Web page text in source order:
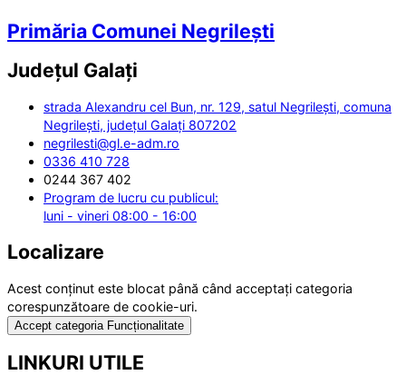
Primăria Comunei Negrilești
Județul Galați
strada Alexandru cel Bun, nr. 129, satul Negrilești, comuna
Negrilești, județul Galați 807202
negrilesti@gl.e-adm.ro
0336 410 728
0244 367 402
Program de lucru cu publicul:
luni - vineri 08:00 - 16:00
Localizare
Acest conținut este blocat până când acceptați categoria
corespunzătoare de cookie-uri.
Accept categoria Funcționalitate
LINKURI UTILE